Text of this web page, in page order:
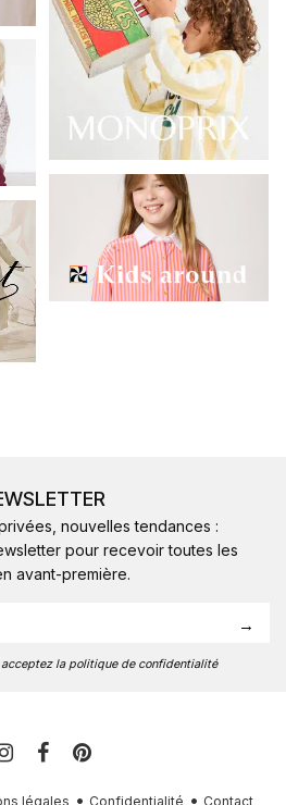
nouvelles tendances :
pour recevoir toutes les
avant-première.
acceptez la politique de confidentialité
légales Confidentialité Contact